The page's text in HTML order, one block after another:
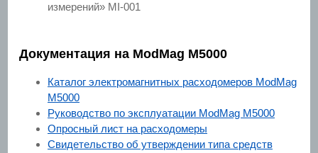
измерений» MI-001
Документация на ModMag M5000
Каталог электромагнитных расходомеров ModMag
M5000
Руководство по эксплуатации ModMag M5000
Опросный лист на расходомеры
Свидетельство об утверждении типа средств